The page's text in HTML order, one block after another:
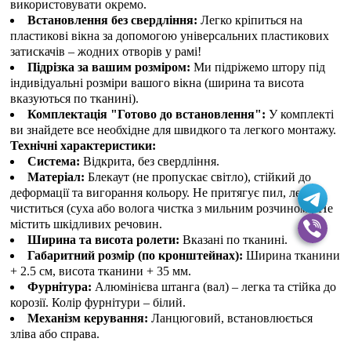
використовувати окремо.
Встановлення без свердління: Легко кріпиться на
пластикові вікна за допомогою універсальних пластикових
затискачів – жодних отворів у рамі!
Підрізка за вашим розміром: Ми підріжемо штору під
індивідуальні розміри вашого вікна (ширина та висота
вказуються по тканині).
Комплектація "Готово до встановлення": У комплекті
ви знайдете все необхідне для швидкого та легкого монтажу.
Технічні характеристики:
Система: Відкрита, без свердління.
Матеріал: Блекаут (не пропускає світло), стійкий до
деформації та вигорання кольору. Не притягує пил, легко
чиститься (суха або волога чистка з мильним розчином). Не
містить шкідливих речовин.
Ширина та висота ролети: Вказані по тканині.
Габаритний розмір (по кронштейнах): Ширина тканини
+ 2.5 см, висота тканини + 35 мм.
Фурнітура: Алюмінієва штанга (вал) – легка та стійка до
корозії. Колір фурнітури – білий.
Механізм керування: Ланцюговий, встановлюється
зліва або справа.